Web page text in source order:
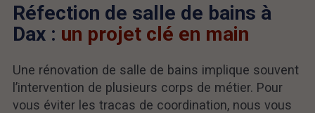
Réfection de salle de bains à
Dax : un projet clé en main
Une rénovation de salle de bains implique souvent
l’intervention de plusieurs corps de métier. Pour
vous éviter les tracas de coordination, nous vous